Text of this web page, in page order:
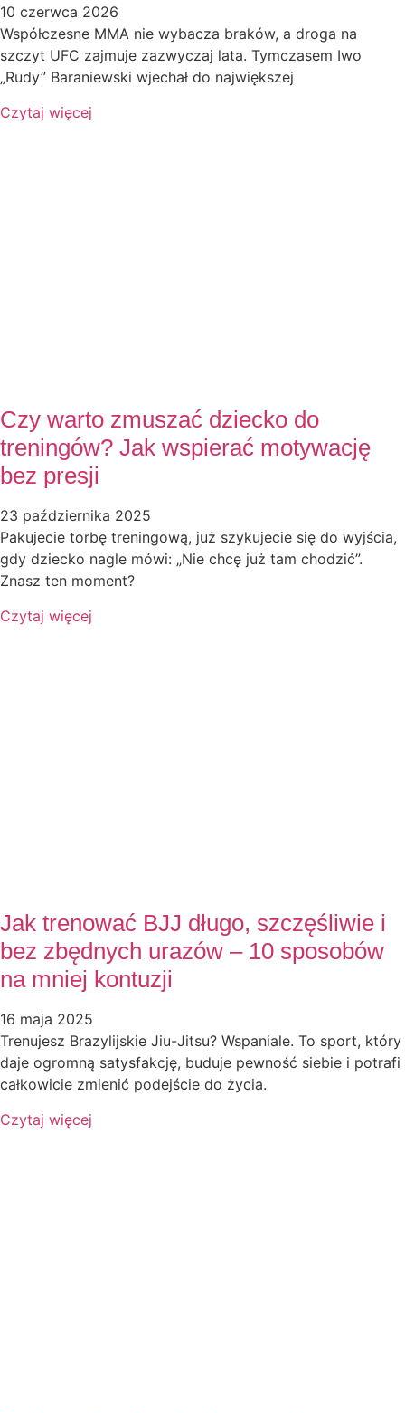
10 czerwca 2026
Współczesne MMA nie wybacza braków, a droga na
szczyt UFC zajmuje zazwyczaj lata. Tymczasem Iwo
„Rudy” Baraniewski wjechał do największej
Czytaj więcej
Czy warto zmuszać dziecko do
treningów? Jak wspierać motywację
bez presji
23 października 2025
Pakujecie torbę treningową, już szykujecie się do wyjścia,
gdy dziecko nagle mówi: „Nie chcę już tam chodzić”.
Znasz ten moment?
Czytaj więcej
Jak trenować BJJ długo, szczęśliwie i
bez zbędnych urazów – 10 sposobów
na mniej kontuzji
16 maja 2025
Trenujesz Brazylijskie Jiu-Jitsu? Wspaniale. To sport, który
daje ogromną satysfakcję, buduje pewność siebie i potrafi
całkowicie zmienić podejście do życia.
Czytaj więcej